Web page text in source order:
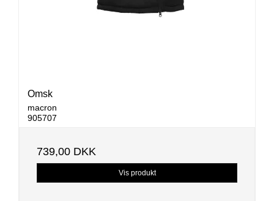
Omsk
macron
905707
739,00 DKK
Vis produkt